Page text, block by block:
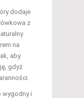
dodaje
z
na
aby
gdyż
wygodny i